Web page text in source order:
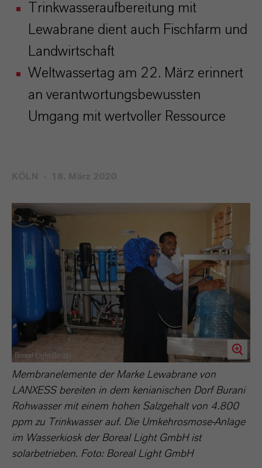
Trinkwasseraufbereitung mit
Lewabrane dient auch Fischfarm und
Landwirtschaft
Weltwassertag am 22. März erinnert
an verantwortungsbewussten
Umgang mit wertvoller Ressource
Boreal Light GmbH
Membranelemente der Marke Lewabrane von
LANXESS bereiten in dem kenianischen Dorf Burani
Rohwasser mit einem hohen Salzgehalt von 4.800
ppm zu Trinkwasser auf. Die Umkehrosmose-Anlage
im Wasserkiosk der Boreal Light GmbH ist
solarbetrieben. Foto: Boreal Light GmbH